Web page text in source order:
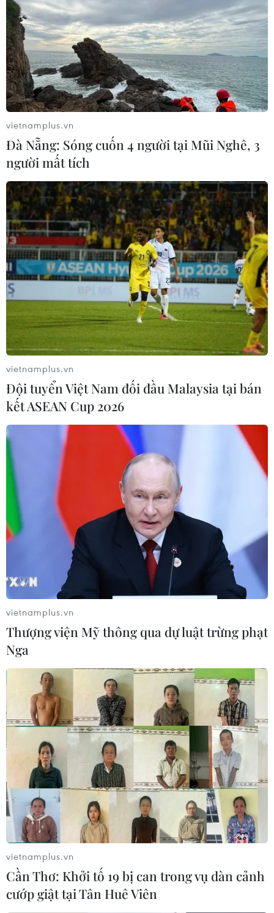
vietnamplus.vn
Đà Nẵng: Sóng cuốn 4 người tại Mũi Nghê, 3
người mất tích
vietnamplus.vn
Đội tuyển Việt Nam đối đầu Malaysia tại bán
kết ASEAN Cup 2026
vietnamplus.vn
Thượng viện Mỹ thông qua dự luật trừng phạt
Nga
vietnamplus.vn
Cần Thơ: Khởi tố 19 bị can trong vụ dàn cảnh
cướp giật tại Tân Huê Viên